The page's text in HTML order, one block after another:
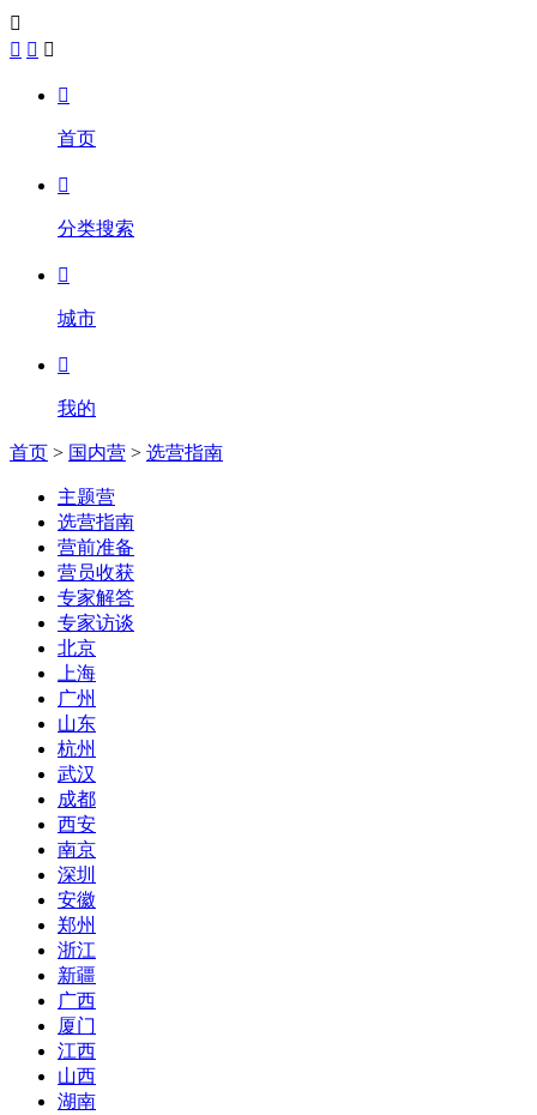

  

首页

分类搜索

城市

我的
首页 > 国内营 > 选营指南
主题营
选营指南
营前准备
营员收获
专家解答
专家访谈
北京
上海
广州
山东
杭州
武汉
成都
西安
南京
深圳
安徽
郑州
浙江
新疆
广西
厦门
江西
山西
湖南